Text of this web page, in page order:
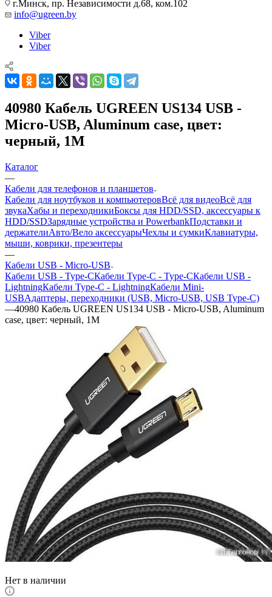
г.Минск, пр. Независимости д.68, ком.102
info@ugreen.by
Viber
Viber
40980 Кабель UGREEN US134 USB -
Micro-USB, Aluminum case, цвет:
черный, 1M
Каталог
—
Кабели для телефонов и планшетов
Кабели для ноутбуков и компьютеровВсё для видеоВсё для
звукаХабы и переходникиБоксы для HDD/SSD, аксессуары к
HDD/SSDЗарядные устройства и PowerbankПодставки и
держателиАвто/Вело аксессуарыЧехлы и сумкиКлавиатуры,
мыши, коврики, презентеры
—
Кабели USB - Micro-USB
Кабели USB - Type-CКабели Type-C - Type-CКабели USB -
LightningКабели Type-C - LightningКабели Mini-
USBАдаптеры, переходники (USB, Micro-USB, USB Type-C)
—40980 Кабель UGREEN US134 USB - Micro-USB, Aluminum
case, цвет: черный, 1M
Нет в наличии